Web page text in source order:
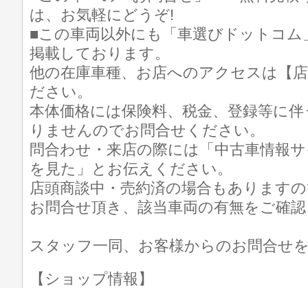
は、お気軽にどうぞ!
■この車両以外にも「車選びドットコ
掲載しております。
他の在庫車種、お店へのアクセスは【
ださい。
本体価格には保険料、税金、登録等に
りませんのでお問合せください。
問合わせ・来店の際には「中古車情報
を見た」とお伝えください。
店頭商談中・売約済の場合もあります
お問合せ頂き、該当車両の有無をご確
スタッフ一同、お客様からのお問合せ
【ショップ情報】